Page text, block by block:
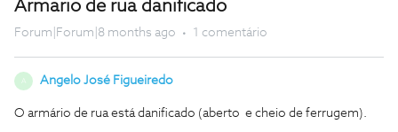
Armario de rua danificado
Forum|Forum|8 months ago 1 comentário
A Angelo José Figueiredo
O armário de rua está danificado (aberto e cheio de ferrugem).